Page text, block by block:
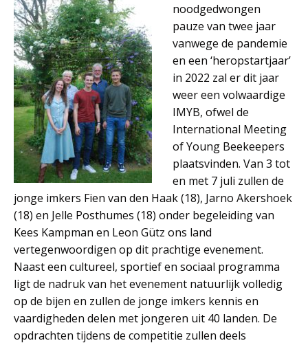
noodgedwongen
pauze van twee jaar
vanwege de pandemie
en een ‘heropstartjaar’
in 2022 zal er dit jaar
weer een volwaardige
IMYB, ofwel de
International Meeting
of Young Beekeepers
plaatsvinden. Van 3 tot
en met 7 juli zullen de
jonge imkers Fien van den Haak (18), Jarno Akershoek
(18) en Jelle Posthumes (18) onder begeleiding van
Kees Kampman en Leon Gütz ons land
vertegenwoordigen op dit prachtige evenement.
Naast een cultureel, sportief en sociaal programma
ligt de nadruk van het evenement natuurlijk volledig
op de bijen en zullen de jonge imkers kennis en
vaardigheden delen met jongeren uit 40 landen. De
opdrachten tijdens de competitie zullen deels